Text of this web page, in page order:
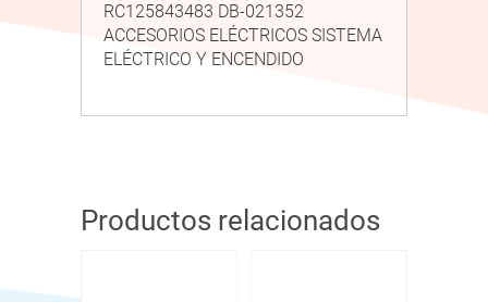
RC125843483 DB-021352
ACCESORIOS ELÉCTRICOS SISTEMA
ELÉCTRICO Y ENCENDIDO
Productos relacionados